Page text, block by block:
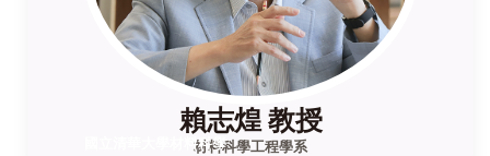
賴志煌 教授
材料科學工程學系
國立清華大學材料科學